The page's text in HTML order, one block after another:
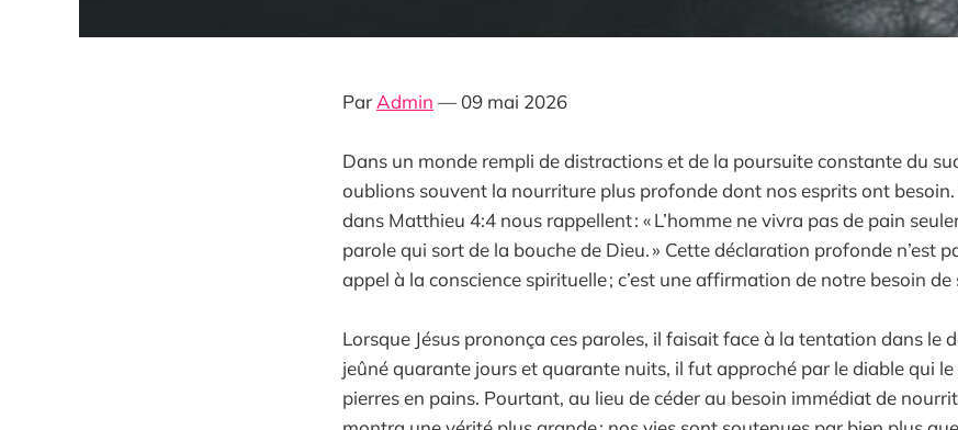
Par Admin — 09 mai 2026
Dans un monde rempli de distractions et de la poursuite constante du
oublions souvent la nourriture plus profonde dont nos esprits ont besoin.
dans Matthieu 4:4 nous rappellent : « L’homme ne vivra pas de pain
parole qui sort de la bouche de Dieu. » Cette déclaration profonde n’est
appel à la conscience spirituelle ; c’est une affirmation de notre besoin
Lorsque Jésus prononça ces paroles, il faisait face à la tentation dans le
jeûné quarante jours et quarante nuits, il fut approché par le diable qui
pierres en pains. Pourtant, au lieu de céder au besoin immédiat de